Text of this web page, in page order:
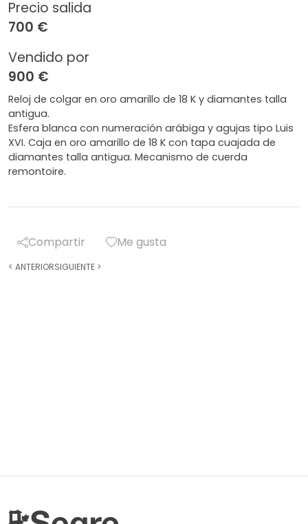
Precio salida
700 €
Vendido por
900 €
Reloj de colgar en oro amarillo de 18 K y diamantes talla
antigua.
Esfera blanca con numeración arábiga y agujas tipo Luis
XVI. Caja en oro amarillo de 18 K con tapa cuajada de
diamantes talla antigua. Mecanismo de cuerda
remontoire.
Compartir Me gusta
< ANTERIORSIGUIENTE >